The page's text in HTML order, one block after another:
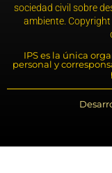
sociedad civil sobre
ambiente.
IPS es la única
personal y